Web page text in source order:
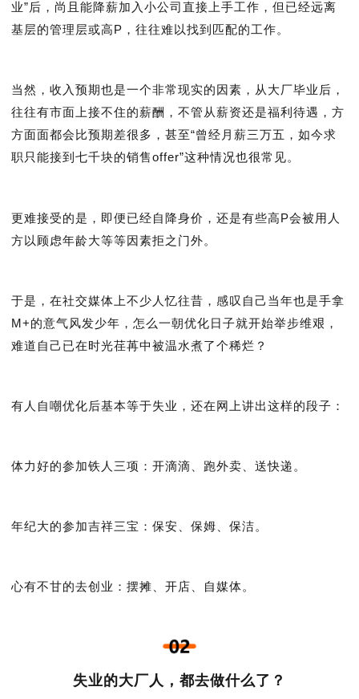
业”后，尚且能降薪加入小公司直接上手工作，但已经远离
基层的管理层或高P，往往难以找到匹配的工作。
当然，收入预期也是一个非常现实的因素，从大厂毕业后，
往往有市面上接不住的薪酬，不管从薪资还是福利待遇，方
方面面都会比预期差很多，甚至“曾经月薪三万五，如今求
职只能接到七千块的销售offer”这种情况也很常见。
更难接受的是，即便已经自降身价，还是有些高P会被用人
方以顾虑年龄大等等因素拒之门外。
于是，在社交媒体上不少人忆往昔，感叹自己当年也是手拿
M+的意气风发少年，怎么一朝优化日子就开始举步维艰，
难道自己已在时光荏苒中被温水煮了个稀烂？
有人自嘲优化后基本等于失业，还在网上讲出这样的段子：
体力好的参加铁人三项：开滴滴、跑外卖、送快递。
年纪大的参加吉祥三宝：保安、保姆、保洁。
心有不甘的去创业：摆摊、开店、自媒体。
失业的大厂人，都去做什么了？